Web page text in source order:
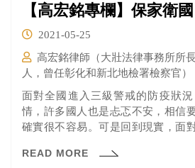
【高宏銘專欄】保家衛
2021-05-25
高宏銘律師（大壯法律事務所所
人，曾任彰化和新北地檢署檢察官）
面對全國進入三級警戒的防疫狀
情，許多國人也是忐忑不安，相信
確實很不容易。可是回到現實，面
READ MORE